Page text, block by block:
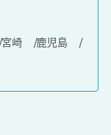
宮崎
鹿児島